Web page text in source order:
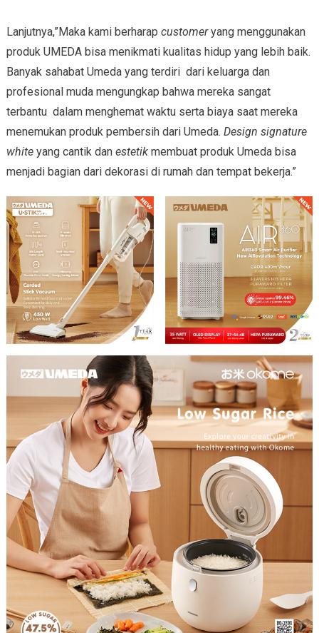
Lanjutnya,”Maka kami berharap customeryang menggunakan
produk UMEDA bisa menikmati kualitas hidup yang lebih baik.
Banyak sahabat Umeda yang terdiri dari keluarga dan
profesional muda mengungkap bahwa mereka sangat
terbantu dalam menghemat waktu serta biaya saat mereka
menemukan produk pembersih dari Umeda. Design signature
whiteyang cantik dan estetikmembuat produk Umeda bisa
menjadi bagian dari dekorasi di rumah dan tempat bekerja.”